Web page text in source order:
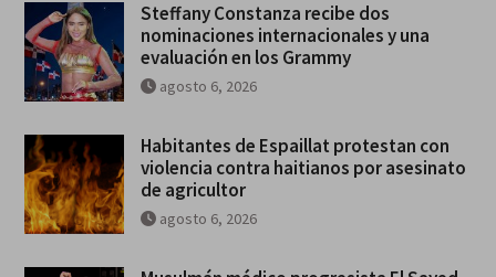
Steffany Constanza recibe dos
nominaciones internacionales y una
evaluación en los Grammy
agosto 6, 2026
Habitantes de Espaillat protestan con
violencia contra haitianos por asesinato
de agricultor
agosto 6, 2026